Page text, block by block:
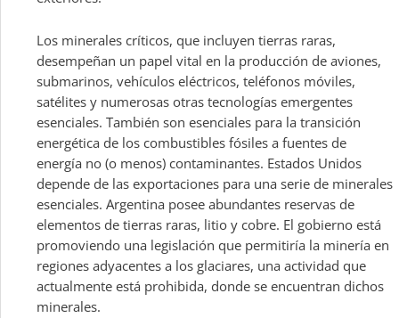
Los minerales críticos, que incluyen tierras raras,
desempeñan un papel vital en la producción de aviones,
submarinos, vehículos eléctricos, teléfonos móviles,
satélites y numerosas otras tecnologías emergentes
esenciales. También son esenciales para la transición
energética de los combustibles fósiles a fuentes de
energía no (o menos) contaminantes. Estados Unidos
depende de las exportaciones para una serie de minerales
esenciales. Argentina posee abundantes reservas de
elementos de tierras raras, litio y cobre. El gobierno está
promoviendo una legislación que permitiría la minería en
regiones adyacentes a los glaciares, una actividad que
actualmente está prohibida, donde se encuentran dichos
minerales.